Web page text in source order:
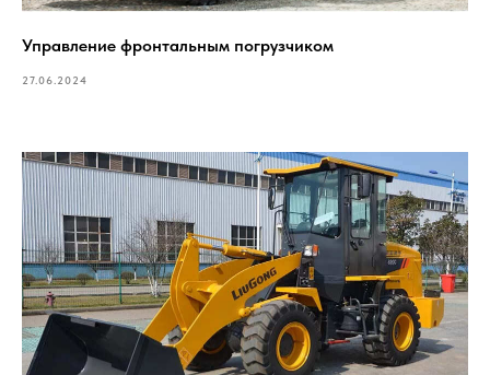
Управление фронтальным погрузчиком
27.06.2024